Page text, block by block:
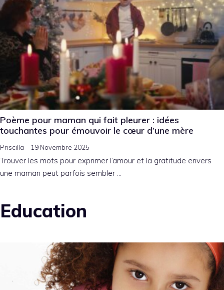
Poème pour maman qui fait pleurer : idées
touchantes pour émouvoir le cœur d’une mère
Priscilla 19 Novembre 2025
Trouver les mots pour exprimer l’amour et la gratitude envers
une maman peut parfois sembler …
Education